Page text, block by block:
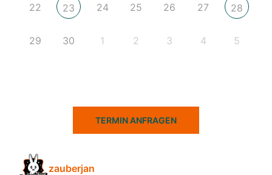
22 23 24 25 26 27 28
29 30 1 2 3 4 5
TERMIN ANFRAGEN
zauberjan